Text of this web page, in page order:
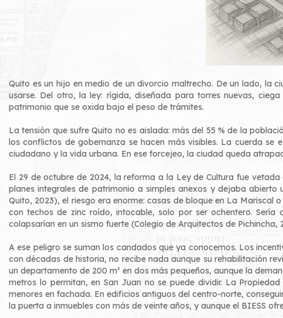
Quito es un hijo en medio de un divorcio maltrecho. De un lado, la
usarse. Del otro, la ley: rígida, diseñada para torres nuevas,
patrimonio que se oxida bajo el peso de trámites.
La tensión que sufre Quito no es aislada: más del 55 % de la
los conflictos de gobernanza se hacen más visibles. La cuerda se
ciudadano y la vida urbana. En ese forcejeo, la ciudad queda
El 29 de octubre de 2024, la reforma a la Ley de Cultura fue
planes integrales de patrimonio a simples anexos y dejaba
Quito, 2023), el riesgo era enorme: casas de bloque en La
con techos de zinc roído, intocable, solo por ser ochentero.
colapsarían en un sismo fuerte (Colegio de Arquitectos de Pichincha,
A ese peligro se suman los candados que ya conocemos. Los
con décadas de historia, no recibe nada aunque su rehabilitación
un departamento de 200 m² en dos más pequeños, aunque la
metros lo permitan, en San Juan no se puede dividir. La
menores en fachada. En edificios antiguos del centro-norte,
la puerta a inmuebles con más de veinte años, y aunque el BIESS